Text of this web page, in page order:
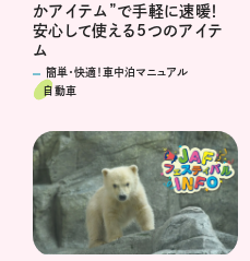
かアイテム”で手軽に速暖！
安心して使える5つのアイテ
ム
簡単・快適！車中泊マニュアル
自動車